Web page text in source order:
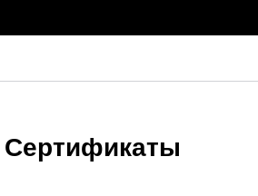
Сертификаты